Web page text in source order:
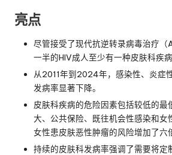
亮点
尽管接受了现代抗逆转录病毒治疗（
一半的HIV成人至少有一种皮肤科疾病
从2011年到2024年，感染性、炎症
发病率显著下降。
皮肤科疾病的危险因素包括较低的最
大、公共保险、既往机会性感染和女
女性患皮肤恶性肿瘤的风险增加了六
持续的皮肤科发病率强调了需要将定